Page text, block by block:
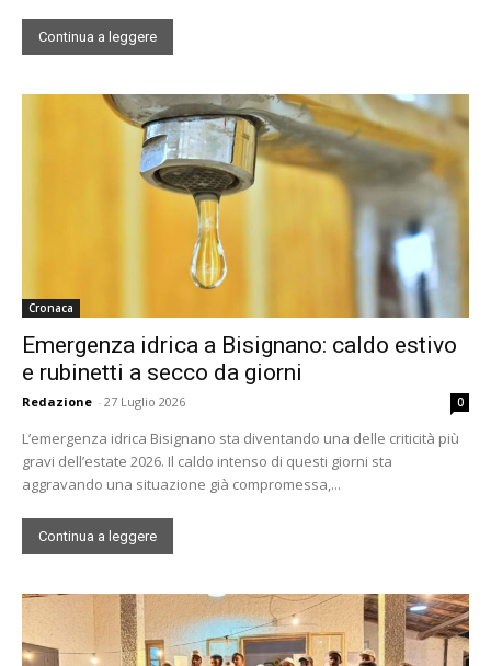
Continua a leggere
Cronaca
Emergenza idrica a Bisignano: caldo estivo
e rubinetti a secco da giorni
Redazione - 27 Luglio 2026 0
L’emergenza idrica Bisignano sta diventando una delle criticità più
gravi dell’estate 2026. Il caldo intenso di questi giorni sta
aggravando una situazione già compromessa,...
Continua a leggere